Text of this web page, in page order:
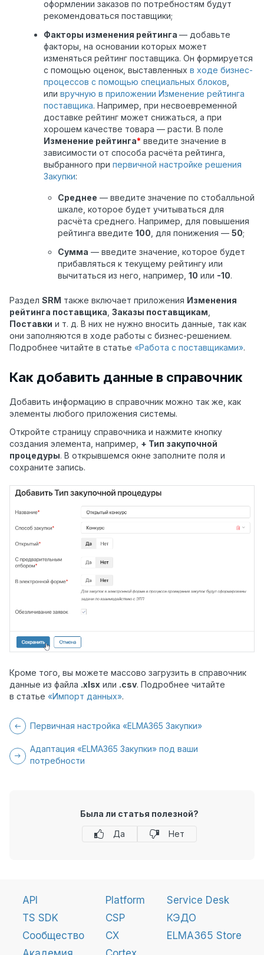
оформлении заказов по потребностям будут
рекомендоваться поставщики;
Факторы изменения рейтинга — добавьте
факторы, на основании которых может
изменяться рейтинг поставщика. Он формируется
с помощью оценок, выставленных в ходе бизнес-
процессов с помощью специальных блоков
или вручную в приложении Изменение рейтинга
поставщика. Например, при несвоевременной
доставке рейтинг может снижаться, а при
хорошем качестве товара — расти. В поле
Изменение рейтинга* введите значение в
зависимости от способа расчёта рейтинга,
выбранного при первичной настройке решения
Закупки:
Среднее — введите значение по стобалльной
шкале, которое будет учитываться для
расчёта среднего. Например, для повышения
рейтинга введите 100 , для понижения — 50;
Сумма — введите значение, которое будет
прибавляться к текущему рейтингу или
вычитаться из него, например, 10 или -10.
Раздел SRM также включает приложения Изменения
рейтинга поставщика Заказы поставщикам
Поставки и т. д. В них не нужно вносить данные, так как
они заполняются в ходе работы с бизнес-решением.
Подробнее читайте в статье «Работа с поставщиками».
Как добавить данные в справочник
Добавить информацию в справочник можно так же, как
элементы любого приложения системы.
Откройте страницу справочника и нажмите кнопку
создания элемента, например, + Тип закупочной
процедуры. В открывшемся окне заполните поля и
сохраните запись.
Кроме того, вы можете массово загрузить в справочник
данные из файла .xlsx или .csv. Подробнее читайте
в статье «Импорт данных».
Первичная настройка «ELMA365 Закупки»
Адаптация «ELMA365 Закупки» под ваши
потребности
Была ли статья полезной?
Да
Нет
API
TS SDK
Сообщество
Platform
CSP
CX
Service Desk
КЭДО
ELMA365 Store